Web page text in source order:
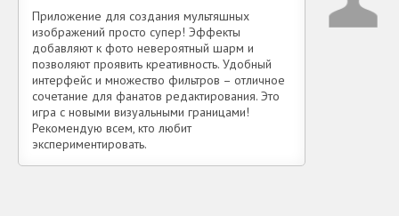
Приложение для создания мультяшных
изображений просто супер! Эффекты
добавляют к фото невероятный шарм и
позволяют проявить креативность. Удобный
интерфейс и множество фильтров – отличное
сочетание для фанатов редактирования. Это
игра с новыми визуальными границами!
Рекомендую всем, кто любит
экспериментировать.